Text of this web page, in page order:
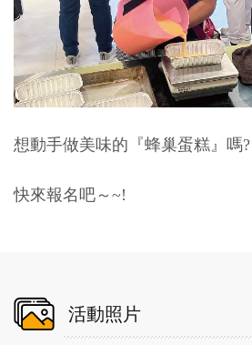
想動手做美味的『蜂巢蛋糕』嗎?
快來報名吧～~!
活動照片